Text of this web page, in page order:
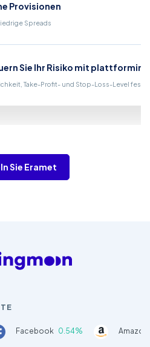
Provisionen
Spreads
Sie Ihr Risiko mit
Take-Profit- und Stop-Loss-Level
Sie Eramet
Facebook 0.54%